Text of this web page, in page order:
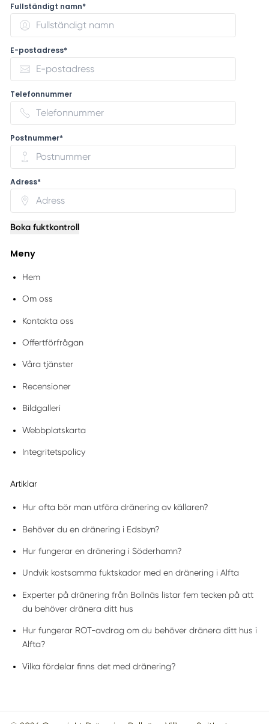
Fullständigt namn*
E-postadress*
Telefonnummer
Postnummer*
Adress*
Boka fuktkontroll
Meny
Hem
Om oss
Kontakta oss
Offertförfrågan
Våra tjänster
Recensioner
Bildgalleri
Webbplatskarta
Integritetspolicy
Artiklar
Hur ofta bör man utföra dränering av källaren?
Behöver du en dränering i Edsbyn?
Hur fungerar en dränering i Söderhamn?
Undvik kostsamma fuktskador med en dränering i Alfta
Experter på dränering från Bollnäs listar fem tecken på att
du behöver dränera ditt hus
Hur fungerar ROT-avdrag om du behöver dränera ditt hus i
Alfta?
Vilka fördelar finns det med dränering?